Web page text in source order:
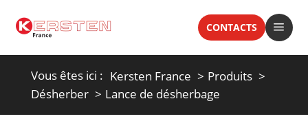
CONTACTS a
Vous êtes ici : Kersten France
Produits
Désherber
Lance de désherbage